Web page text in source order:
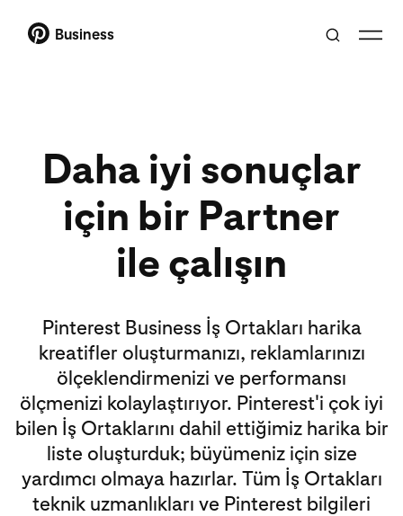
Business
Daha iyi sonuçlar
için bir Partner
ile çalışın
Pinterest Business İş Ortakları harika
kreatifler oluşturmanızı, reklamlarınızı
ölçeklendirmenizi ve performansı
ölçmenizi kolaylaştırıyor. Pinterest'i çok iyi
bilen İş Ortaklarını dahil ettiğimiz harika bir
liste oluşturduk; büyümeniz için size
yardımcı olmaya hazırlar. Tüm İş Ortakları
teknik uzmanlıkları ve Pinterest bilgileri